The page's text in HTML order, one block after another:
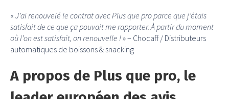
« J’ai renouvelé le contrat avec Plus que pro parce que j’étais
satisfait de ce que ça pouvait me rapporter. À partir du moment
où l’on est satisfait, on renouvelle !» – Chocaff / Distributeurs
automatiques de boissons & snacking
A propos de Plus que pro, le